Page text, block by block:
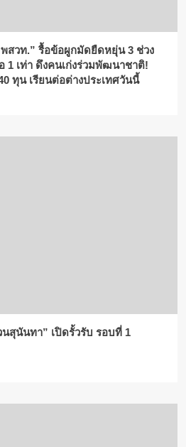
วท.” รื้อข้อผูกมัดยืดหยุ่น 3 ช่วง
1 เท่า ดึงคนเก่งร่วมพัฒนาชาติ!
ทุน เรียนต่อต่างประเทศวันนี้
สุนันทา” เปิดรั้วรับ รอบที่ 1